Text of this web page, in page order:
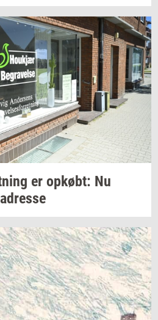
er op­købt: Nu
adres­se